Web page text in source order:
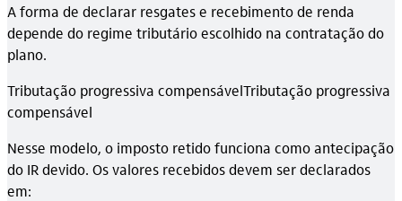
A forma de declarar resgates e recebimento de renda
depende do regime tributário escolhido na contratação do
plano.
Tributação progressiva compensávelTributação progressiva
compensável
Nesse modelo, o imposto retido funciona como antecipação
do IR devido. Os valores recebidos devem ser declarados
em: